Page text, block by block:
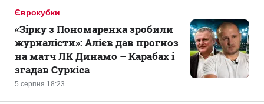
Єврокубки
5 серпня 18:23
«Зірку з Пономаренка зробили
журналісти»: Алієв дав прогноз
на матч ЛК Динамо – Карабах і
згадав Суркіса